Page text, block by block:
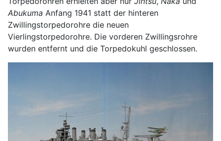
Abukuma Anfang 1941 statt der hinteren
Zwillingstorpedorohre die neuen
Vierlingstorpedorohre. Die vorderen Zwillingsrohre
wurden entfernt und die Torpedokuhl geschlossen.